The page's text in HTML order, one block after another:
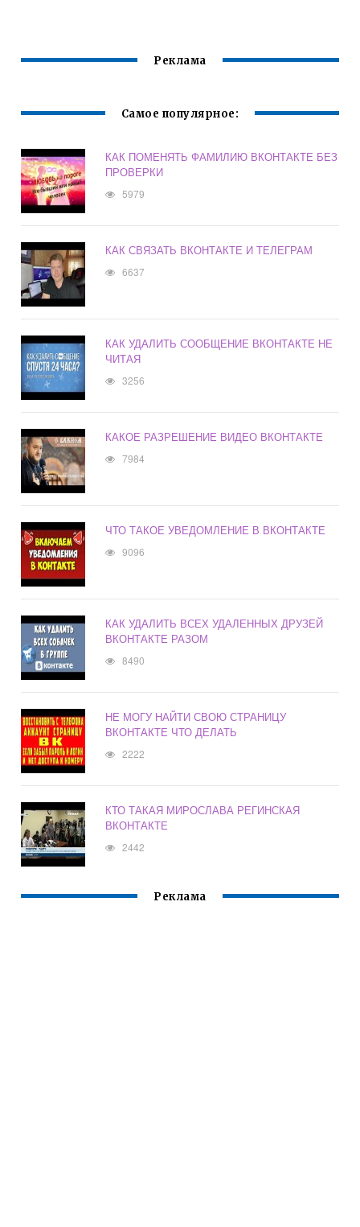
Реклама
Самое популярное:
КАК ПОМЕНЯТЬ ФАМИЛИЮ ВКОНТАКТЕ БЕЗ
ПРОВЕРКИ
5979
КАК СВЯЗАТЬ ВКОНТАКТЕ И ТЕЛЕГРАМ
6637
КАК УДАЛИТЬ СООБЩЕНИЕ ВКОНТАКТЕ НЕ
ЧИТАЯ
3256
КАКОЕ РАЗРЕШЕНИЕ ВИДЕО ВКОНТАКТЕ
7984
ЧТО ТАКОЕ УВЕДОМЛЕНИЕ В ВКОНТАКТЕ
9096
КАК УДАЛИТЬ ВСЕХ УДАЛЕННЫХ ДРУЗЕЙ
ВКОНТАКТЕ РАЗОМ
8490
НЕ МОГУ НАЙТИ СВОЮ СТРАНИЦУ
ВКОНТАКТЕ ЧТО ДЕЛАТЬ
2222
КТО ТАКАЯ МИРОСЛАВА РЕГИНСКАЯ
ВКОНТАКТЕ
2442
Реклама